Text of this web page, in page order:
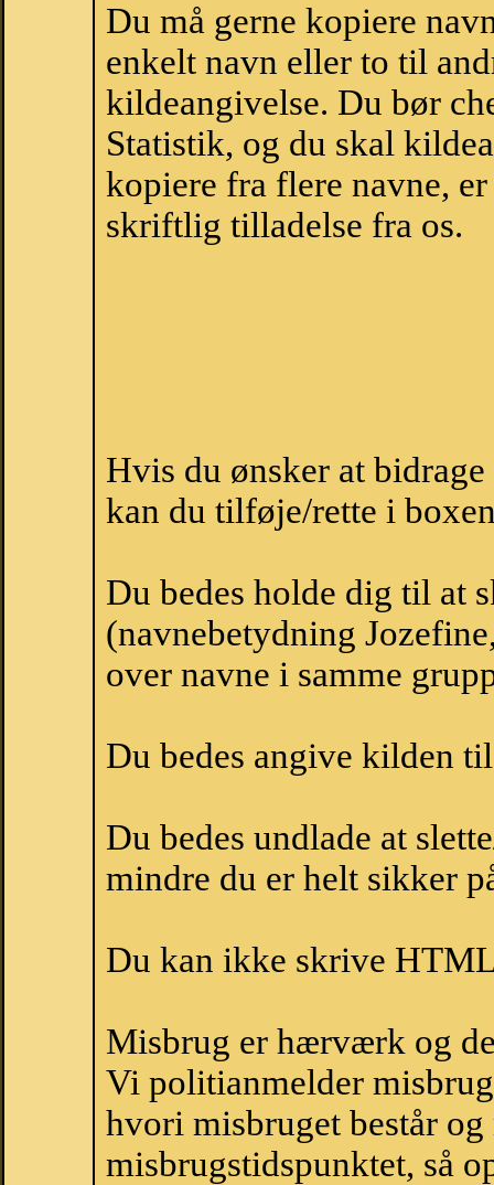
Du må gerne kopiere
enkelt navn eller to til
kildeangivelse. Du bør
Statistik, og du skal
kopiere fra flere navne,
skriftlig tilladelse fra os.
Hvis du ønsker at
kan du tilføje/rette i
Du bedes holde dig til at
(navnebetydning
over navne i samme
Du bedes angive kilden
Du bedes undlade at
mindre du er helt sikker
Du kan ikke skrive
Misbrug er hærværk og
Vi politianmelder
hvori misbruget består
misbrugstidspunktet, så